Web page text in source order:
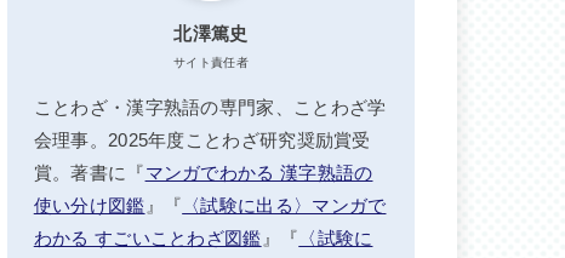
北澤篤史
サイト責任者
ことわざ・漢字熟語の専門家、ことわざ学
会理事。2025年度ことわざ研究奨励賞受
賞。著書に『マンガでわかる 漢字熟語の
使い分け図鑑 』『 〈試験に出る〉マンガで
わかる すごいことわざ図鑑 』『 〈試験に